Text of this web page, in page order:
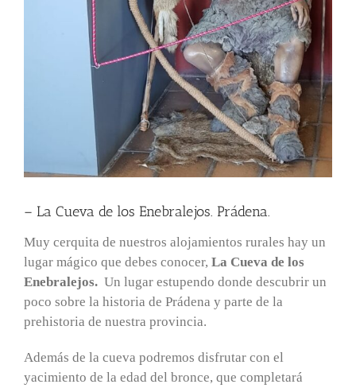
– La Cueva de los Enebralejos. Prádena.
Muy cerquita de nuestros alojamientos rurales hay un
lugar mágico que debes conocer, La Cueva de los
Enebralejos. Un lugar estupendo donde descubrir un
poco sobre la historia de Prádena y parte de la
prehistoria de nuestra provincia.
Además de la cueva podremos disfrutar con el
yacimiento de la edad del bronce, que completará